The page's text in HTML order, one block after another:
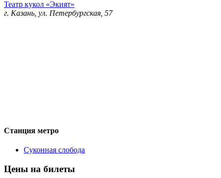
Театр кукол «Экият»
г. Казань, ул. Петербургская, 57
Станция метро
Суконная слобода
Цены на билеты